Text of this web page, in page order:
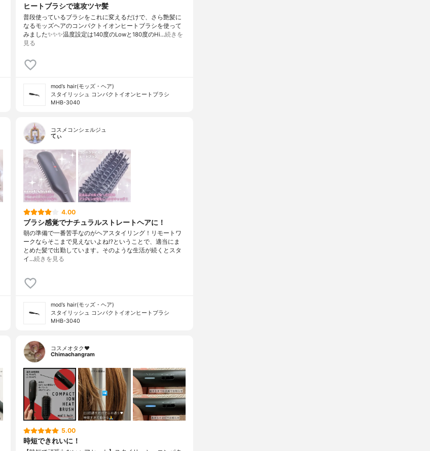
ヒートブラシで速攻ツヤ髪
普段使っているブラシをこれに変えるだけで、さら艶髪に
なるモッズヘアのコンパクトイオンヒートブラシを使って
みました✨✨✨温度設定は140度のLowと180度のHi…続きを
見る
mod’s hair(モッズ・ヘア)
スタイリッシュ コンパクトイオンヒートブラシ
MHB-3040
コスメコンシェルジュ
てぃ
4.00
ブラシ感覚でナチュラルストレートヘアに！
朝の準備で一番苦手なのがヘアスタイリング！リモートワ
ークならそこまで見えないよね⁉︎ということで、適当にま
とめた髪で出勤しています。そのような生活が続くとスタ
イ…続きを見る
mod’s hair(モッズ・ヘア)
スタイリッシュ コンパクトイオンヒートブラシ
MHB-3040
コスメオタク♥︎
Chimachangram
5.00
時短できれいに！